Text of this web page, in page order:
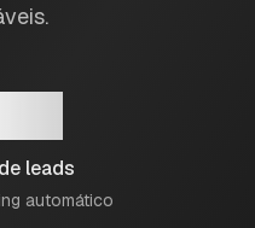
leads
automático